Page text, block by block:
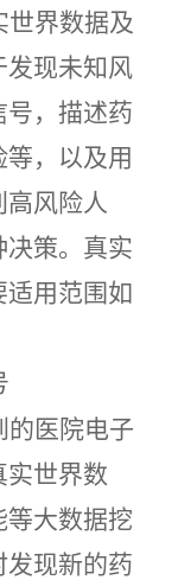
世界数据及
发现未知风
号，描述药
，以及用
风险人
策。真实
适用范围如
的医院电子
实世界数
大数据挖
现新的药